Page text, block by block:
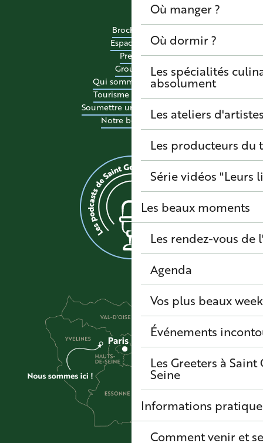
Où manger ?
Où dormir ?
Les spécialités
absolument
Les ateliers
Les producteurs du
Série vidéos "Leurs
Les beaux moments
Les rendez-vous de
Agenda
Vos plus beaux
Événements
Les Greeters à
Seine
Informations
Comment venir et
Brochures
Espace pro
Presse
Groupes
Qui sommes-nous ?
Tourisme accessible
Soumettre un événement
Notre boutique